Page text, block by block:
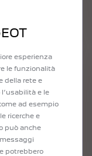
esperienza
le funzionalità
della rete e
e le
ad esempio
ricerche e
può anche
potrebbero